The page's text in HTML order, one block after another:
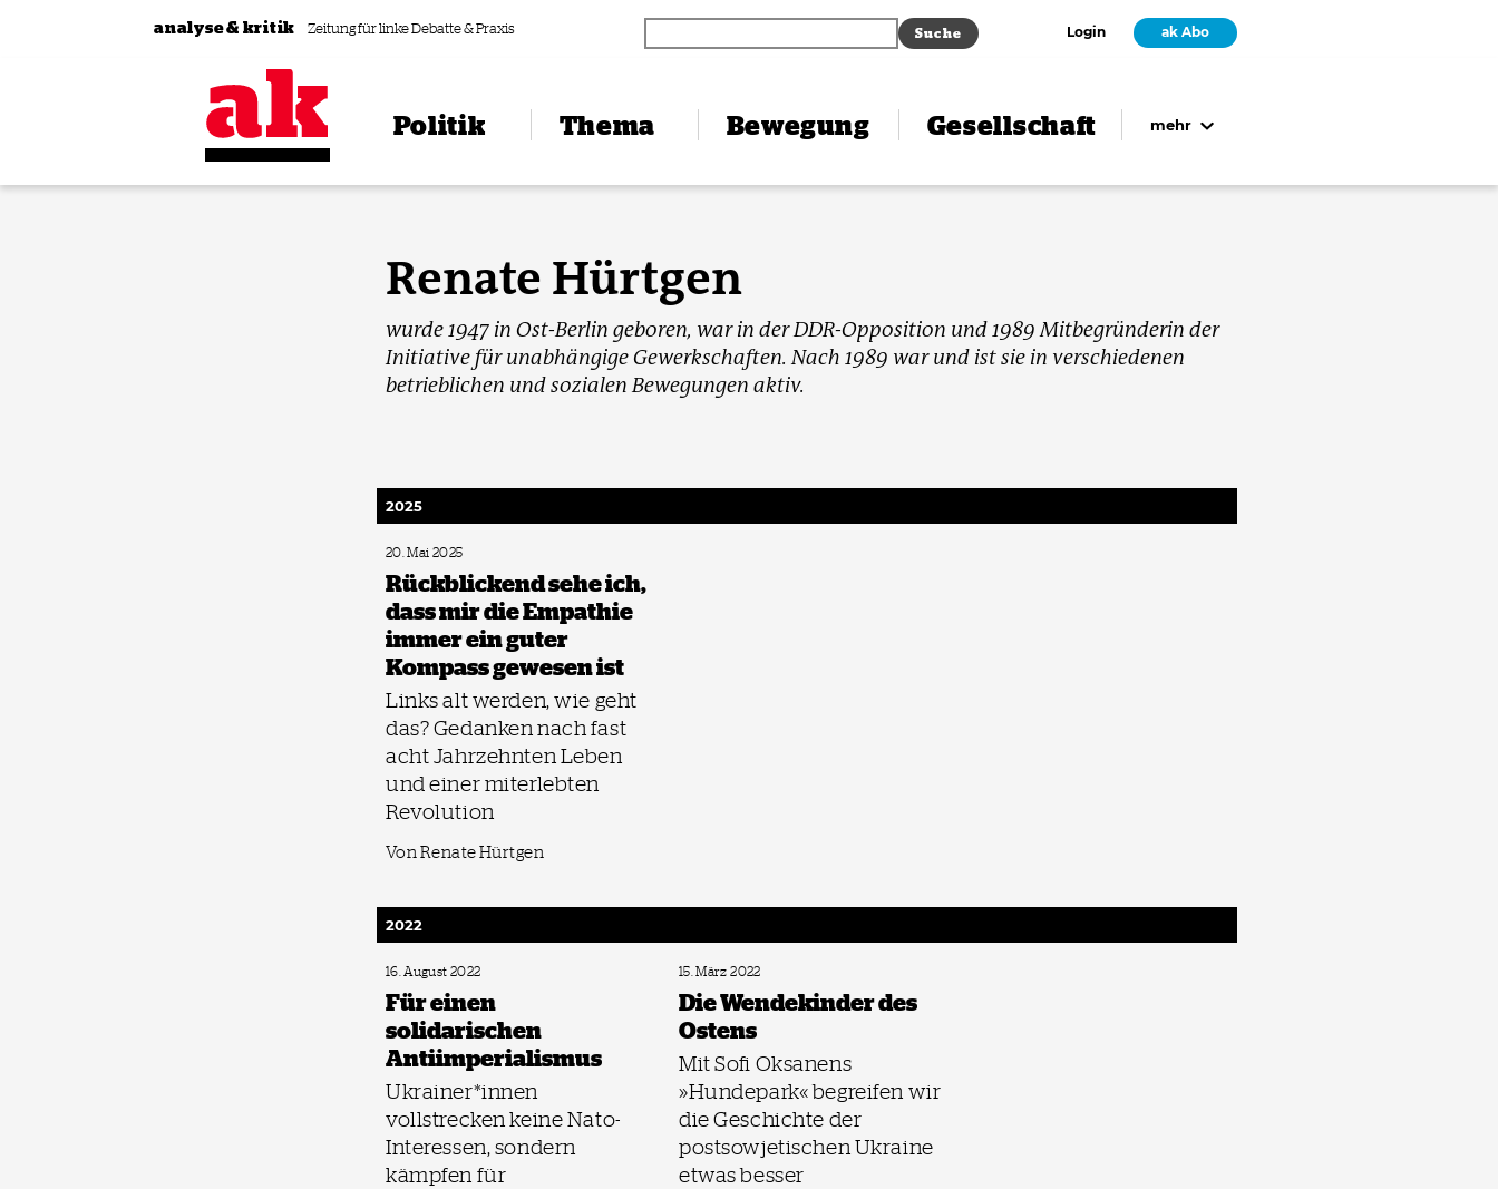
Zum Inhalt springen
analyse & kritik Zeitung für linke Debatte & Praxis Login ak Abo
Politik Thema Bewegung Gesellschaft mehr
Renate Hürtgen
wurde 1947 in Ost-Berlin geboren, war in der DDR-Opposition und 1989 Mitbegründerin der
Initiative für unabhängige Gewerkschaften. Nach 1989 war und ist sie in verschiedenen
betrieblichen und sozialen Bewegungen aktiv.
2025
20. Mai 2025
Rückblickend sehe ich,
dass mir die Empathie
immer ein guter
Kompass gewesen ist
Links alt werden, wie geht
das? Gedanken nach fast
acht Jahrzehnten Leben
und einer miterlebten
Revolution
Von Renate Hürtgen
2022
16. August 2022
Für einen
solidarischen
Antiimperialismus
Ukrainer*innen
vollstrecken keine Nato-
Interessen, sondern
kämpfen für
15. März 2022
Die Wendekinder des
Ostens
Mit Sofi Oksanens
»Hundepark« begreifen wir
die Geschichte der
postsowjetischen Ukraine
etwas besser